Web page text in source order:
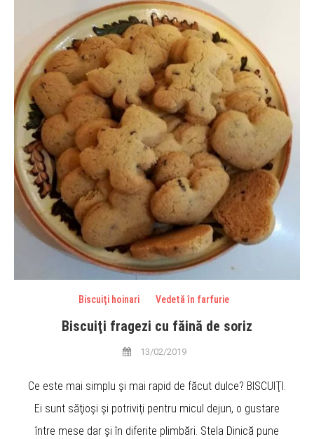
Biscuiţi hoinari Vedetă în farfurie
Biscuiţi fragezi cu făină de soriz
13/02/2019
Ce este mai simplu şi mai rapid de făcut dulce? BISCUIŢI.
Ei sunt săţioşi şi potriviţi pentru micul dejun, o gustare
între mese dar şi în diferite plimbări. Stela Dinică pune